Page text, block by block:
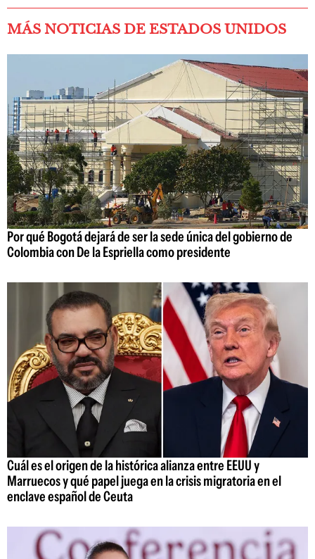
MÁS NOTICIAS DE ESTADOS UNIDOS
Por qué Bogotá dejará de ser la sede única del gobierno de
Colombia con De la Espriella como presidente
Cuál es el origen de la histórica alianza entre EEUU y
Marruecos y qué papel juega en la crisis migratoria en el
enclave español de Ceuta